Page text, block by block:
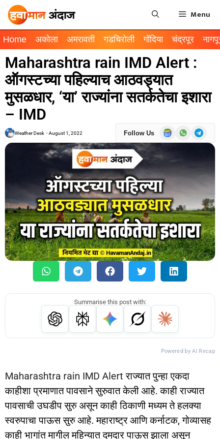
Menu
Home अकोला अमरावती गडचिरोली गोंदिया चंद्रपूर
Maharashtra rain IMD Alert :
ऑगस्टच्या पहिल्याच आठवड्यात
मुसळधार, ‘या’ राज्यांना सतर्कतेचा इशारा
– IMD
Weather Desk -August 1, 2022 Follow Us
Summarise this post with:
Powered by AI Recap
Maharashtra rain IMD Alert राज्यात पुन्हा एकदा
काहीशा प्रमाणात पावसाने सुरुवात केली आहे. काही राज्यात
पावसाची उघडीप सुरु असून काही ठिकाणी मध्यम ते हलक्या
स्वरुपाचा पाऊस सुरु आहे. महाराष्ट्र आणि कर्नाटक, गोव्यासह
काही भागांत मागील महिन्यात दमदार पाऊस झाला असून